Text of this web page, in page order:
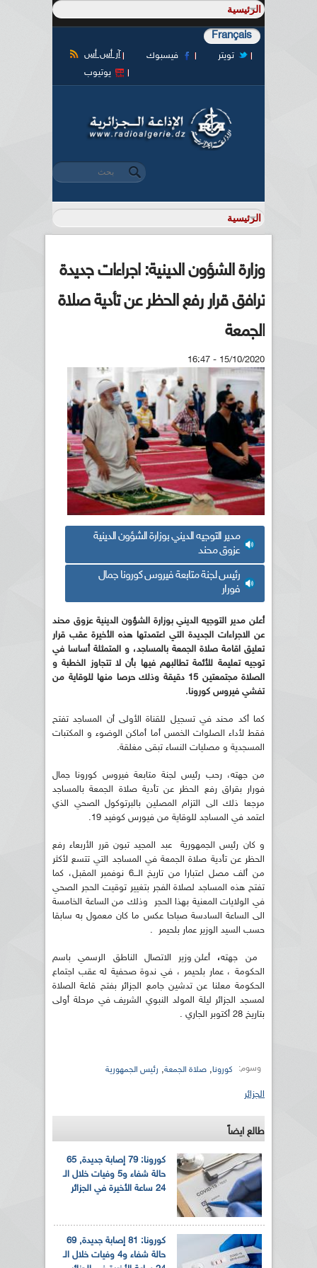
Français
آر أس أس فيسبوك
تويتر
يوتيوب
استمارة البحث
‏بحث ‏
وزارة الشؤون الدينية: اجراءات جديدة
ترافق قرار رفع الحظر عن تأدية صلاة
الجمعة
15/10/2020 - 16:47
مدير التوجيه الديني بوزارة الشؤون الدينية
عزوق محند
رئيس لجنة متابعة فيروس كورونا جمال
فورار
أعلن مدير التوجيه الديني بوزارة الشؤون الدينية عزوق محند
عن الاجراءات الجديدة التي اعتمدتها هذه الأخيرة عقب قرار
تعليق اقامة صلاة الجمعة بالمساجد، و المتمثلة أساسا في
توجيه تعليمة للأئمة تطالبهم فيها بأن لا تتجاوز الخطبة و
الصلاة مجتمعتين 15 دقيقة وذلك حرصا منها للوقاية من
تفشي فيروس كورونا.
كما أكد محند في تسجيل للقناة الأولى أن المساجد تفتح
فقط لأداء الصلوات الخمس أما أماكن الوضوء و المكتبات
المسجدية و مصليات النساء تبقى مغلقة.
من جهته، رحب رئيس لجنة متابعة فيروس كورونا جمال
فورار بقراق رفع الحظر عن تأدية صلاة الجمعة بالمساجد
مرجعا ذلك الى التزام المصلين بالبرتوكول الصحي الذي
اعتمد في المساجد للوقاية من فيورس كوفيد 19.
و كان رئيس الجمهورية عبد المجيد تبون قرر الأربعاء رفع
الحظر عن تأدية صلاة الجمعة في المساجد التي تتسع لأكثر
من ألف مصل اعتبارا من تاريخ الـــ6 نوفمبر المقبل، كما
تفتح هذه المساجد لصلاة الفجر بتغيير توقيت الحجر الصحي
في الولايات المعنية بهذا الحجر وذلك من الساعة الخامسة
الى الساعة السادسة صباحا عكس ما كان معمول به سابقا
حسب السيد الوزير عمار بلحيمر .
من جهته، أعلن وزير الاتصال الناطق الرسمي باسم
الحكومة ، عمار بلحيمر ، في ندوة صحفية له عقب اجتماع
الحكومة معلنا عن تدشين جامع الجزائر بفتح قاعة الصلاة
لمسجد الجزائر ليلة المولد النبوي الشريف في مرحلة أولى
بتاريخ 28 أكتوبر الجاري .
وسوم: كورونا, صلاة الجمعة, رئيس الجمهورية
الجزائر
طالع ايضاً
كورونا: 79 إصابة جديدة, 65
حالة شفاء و5 وفيات خلال الـ
24 ساعة الأخيرة في الجزائر
كورونا: 81 إصابة جديدة, 69
حالة شفاء و4 وفيات خلال الـ